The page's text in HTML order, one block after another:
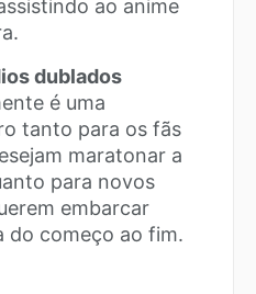
ao anime
dublados
é uma
tanto para os fãs
maratonar a
para novos
embarcar
do começo ao fim.